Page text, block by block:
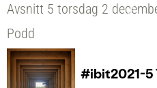
Avsnitt 5 torsdag 2
Podd